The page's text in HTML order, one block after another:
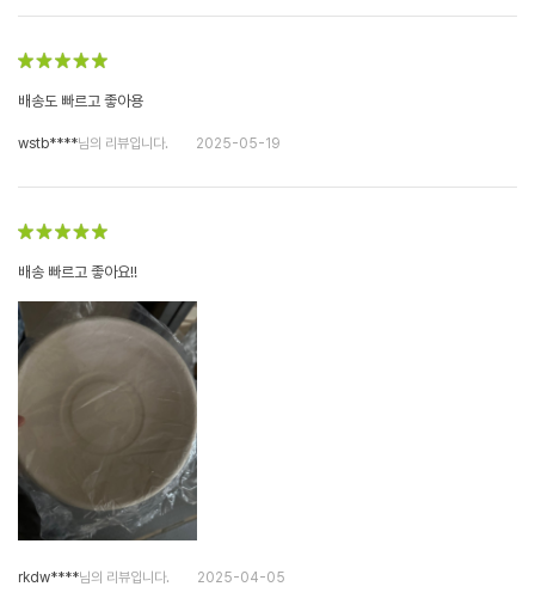
배송도 빠르고 좋아용
wstb****님의 리뷰입니다. 2025-05-19
배송 빠르고 좋아요!!
rkdw****님의 리뷰입니다. 2025-04-05